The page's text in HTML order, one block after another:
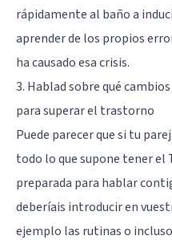
rápidamente al baño a
aprender de los propios
ha causado esa crisis.
3. Hablad sobre qué
para superar el trastorno
Puede parecer que si tu
todo lo que supone tener el
preparada para hablar
deberíais introducir en
ejemplo las rutinas o